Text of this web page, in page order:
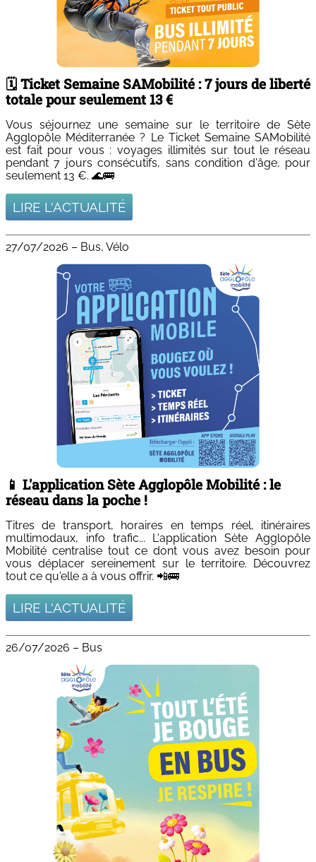
🗓️ Ticket Semaine SAMobilité : 7 jours de liberté
totale pour seulement 13 €
Vous séjournez une semaine sur le territoire de Sète
Agglopôle Méditerranée ? Le Ticket Semaine SAMobilité
est fait pour vous : voyages illimités sur tout le réseau
pendant 7 jours consécutifs, sans condition d'âge, pour
seulement 13 €. 🌊🚌
LIRE L'ACTUALITÉ
27/07/2026 – Bus, Vélo
📱 L'application Sète Agglopôle Mobilité : le
réseau dans la poche !
Titres de transport, horaires en temps réel, itinéraires
multimodaux, info trafic... L'application Sète Agglopôle
Mobilité centralise tout ce dont vous avez besoin pour
vous déplacer sereinement sur le territoire. Découvrez
tout ce qu'elle a à vous offrir. 📲🚌
LIRE L'ACTUALITÉ
26/07/2026 – Bus